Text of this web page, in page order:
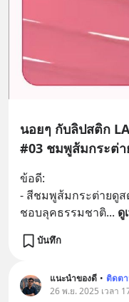
นอยๆ กับลิปสติก LA
#03 ชมพูส้มกระต่า
ข้อดี:
- สีชมพูส้มกระต่ายดูส
ชอบลุคธรรมชาติ... ดู
บันทึก
แนะนำของดี • ติดต
26 พ.ย. 2025 เวลา